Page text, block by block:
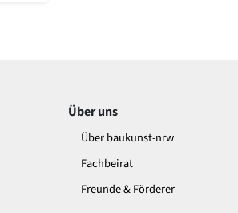
Über uns
Über baukunst-nrw
Fachbeirat
Freunde & Förderer